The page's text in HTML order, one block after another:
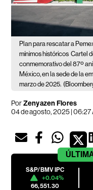
Plan para rescatar a
mínimos históricos Cartel
conmemorativo del 87º
México, en la sede de la
marzo de 2025.
PorZenyazen Flores
04 de agosto, 2025 | 06:27
S&P/BMV IPC
+0.04%
66,551.30